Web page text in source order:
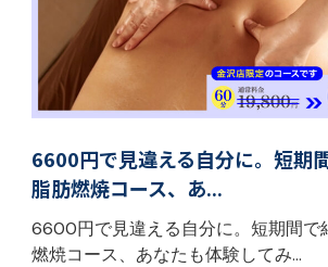
6600円で見違える自分に。短期
脂肪燃焼コース、あ...
6600円で見違える自分に。短期間で
燃焼コース、あなたも体験してみ...